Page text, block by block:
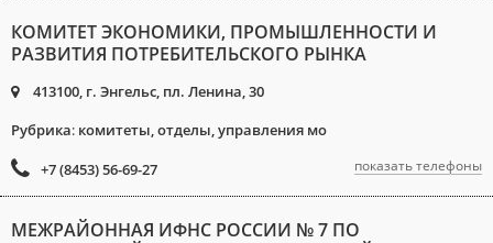
КОМИТЕТ ЭКОНОМИКИ, ПРОМЫШЛЕННОСТИ И
РАЗВИТИЯ ПОТРЕБИТЕЛЬСКОГО РЫНКА
413100, г. Энгельс, пл. Ленина, 30
Рубрика: комитеты, отделы, управления мо
+7 (8453) 56-69-27
показать телефоны
МЕЖРАЙОННАЯ ИФНС РОССИИ № 7 ПО